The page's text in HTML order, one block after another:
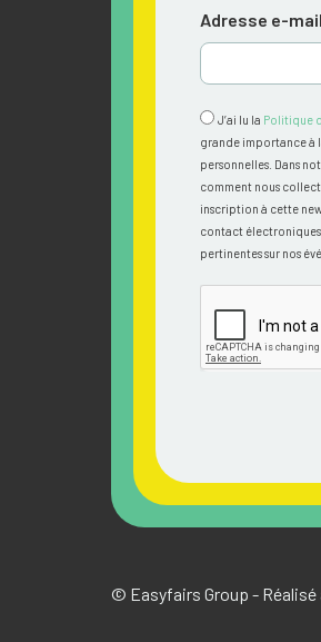
Adresse e-mail
J’ai lu la Politique
grande importance à
personnelles. Dans
comment nous
inscription à cette
contact
pertinentes sur nos
© Easyfairs Group -